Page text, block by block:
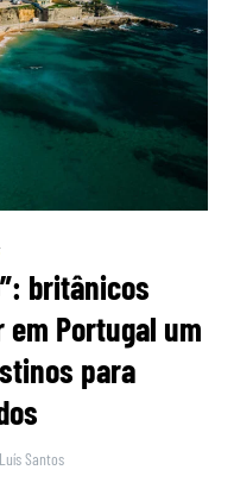
britânicos
Portugal um
para
Luís Santos